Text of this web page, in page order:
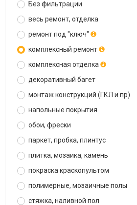
Без фильтрации
весь ремонт, отделка
ремонт под "ключ"
комплексный ремонт
комплексная отделка
декоративный багет
монтаж конструкций (ГКЛ и пр)
напольные покрытия
обои, фрески
паркет, пробка, плинтус
плитка, мозаика, камень
покраска краскопультом
полимерные, мозаичные полы
стяжка, наливной пол